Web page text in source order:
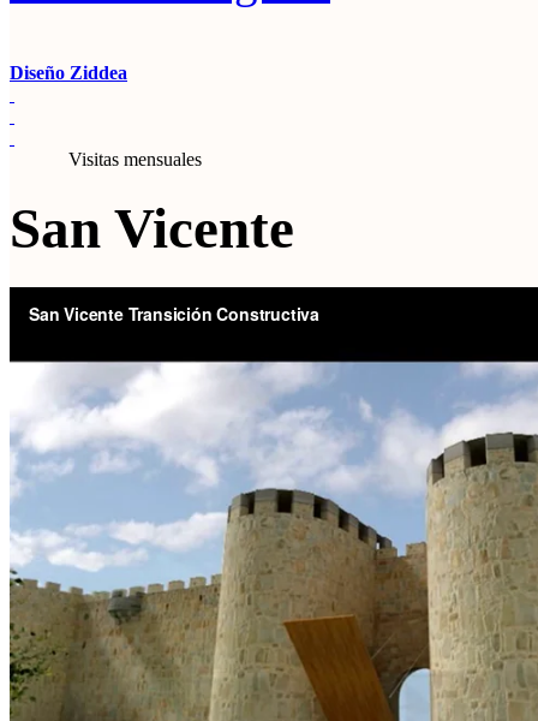
Diseño Ziddea
Visitas mensuales
San Vicente